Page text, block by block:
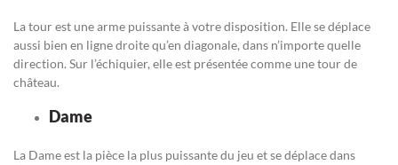
La tour est une arme puissante à votre disposition. Elle se déplace
aussi bien en ligne droite qu’en diagonale, dans n’importe quelle
direction. Sur l’échiquier, elle est présentée comme une tour de
château.
Dame
La Dame est la pièce la plus puissante du jeu et se déplace dans